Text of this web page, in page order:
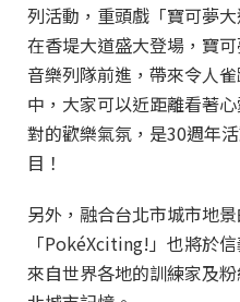
列活動，重頭戲「寶可夢
在香堤大道盛大登場，寶
音樂列隊前進，帶來令人
中，大家可以近距離看著
對的歡樂氣氛，是30週年
目！
另外，融合台北市城市地
「PokéXciting!」也將於
來自世界各地的訓練家及